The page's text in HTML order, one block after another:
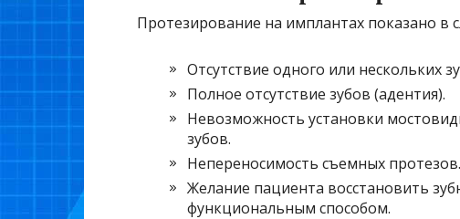
Протезирование на имплантах показано в
Отсутствие одного или нескольких
Полное отсутствие зубов (адентия).
Невозможность установки
зубов.
Непереносимость съемных протезов.
Желание пациента восстановить
функциональным способом.